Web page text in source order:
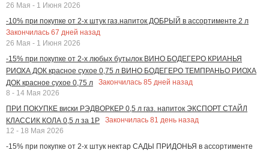
26 Мая - 1 Июня 2026
-10% при покупке от 2-х штук газ.напиток ДОБРЫЙ в ассортименте 2 л
Закончилась 67 дней назад
26 Мая - 1 Июня 2026
-15% при покупке от 2-х любых бутылок ВИНО БОДЕГЕРО КРИАНЬЯ
РИОХА ДОК красное сухое 0,75 л ВИНО БОДЕГЕРО ТЕМПРАНЬО РИОХА
ДОК красное сухое 0,75 л
Закончилась 85 дней назад
8 - 14 Мая 2026
ПРИ ПОКУПКЕ виски РЭДВОРКЕР 0,5 л газ. напиток ЭКСПОРТ СТАЙЛ
КЛАССИК КОЛА 0,5 л за 1Р
Закончилась 81 день назад
12 - 18 Мая 2026
-15% при покупке от 2-х штук нектар САДЫ ПРИДОНЬЯ в ассортименте